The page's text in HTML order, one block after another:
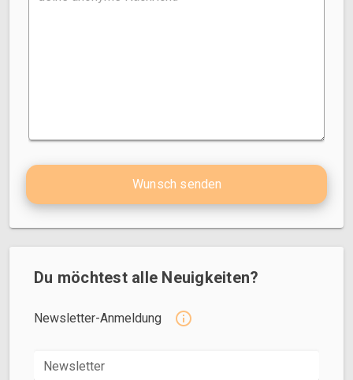
Wunsch senden
Du möchtest alle Neuigkeiten?
Newsletter-Anmeldung
Newsletter